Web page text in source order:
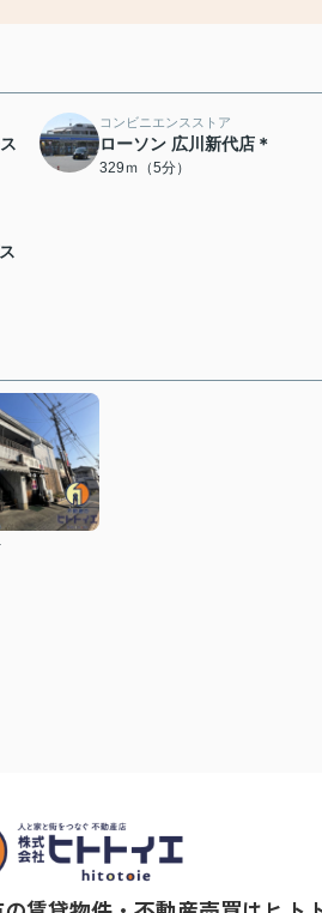
コンビニエンスストア
ローソン 広川新代店＊
329ｍ（5分）